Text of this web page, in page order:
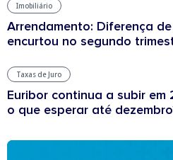
Imobiliário
Arrendamento: Diferença
encurtou no segundo
Taxas de Juro
Euribor continua a subir
o que esperar até